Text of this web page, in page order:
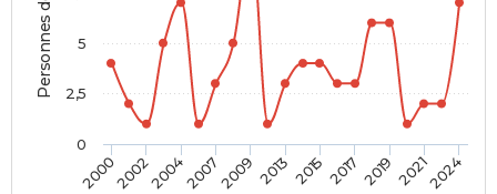
20002002200420072009 2013 2015 2017 2019 20212024
0
2,5
5